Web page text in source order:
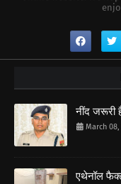
नींद जरूरी
March 08,
एथेनॉल